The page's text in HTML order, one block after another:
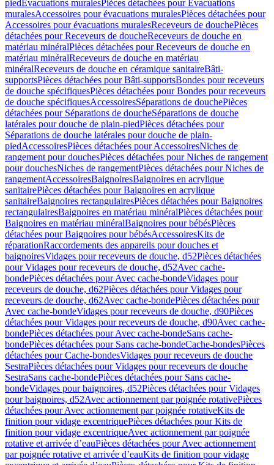
piedEvacuations muralesPièces détachées pour Evacuations
muralesAccessoires pour évacuations muralesPièces détachées pour
Accessoires pour évacuations muralesReceveurs de douchePièces
détachées pour Receveurs de doucheReceveurs de douche en
matériau minéralPièces détachées pour Receveurs de douche en
matériau minéralReceveurs de douche en matériau
minéralReceveurs de douche en céramique sanitaireBâti-
supportsPièces détachées pour Bâti-supportsBondes pour receveurs
de douche spécifiquesPièces détachées pour Bondes pour receveurs
de douche spécifiquesAccessoiresSéparations de douchePièces
détachées pour Séparations de doucheSéparations de douche
latérales pour douche de plain-piedPièces détachées pour
Séparations de douche latérales pour douche de plain-
piedAccessoiresPièces détachées pour AccessoiresNiches de
rangement pour douchesPièces détachées pour Niches de rangement
pour douchesNiches de rangementPièces détachées pour Niches de
rangementAccessoiresBaignoiresBaignoires en acrylique
sanitairePièces détachées pour Baignoires en acrylique
sanitaireBaignoires rectangulairesPièces détachées pour Baignoires
rectangulairesBaignoires en matériau minéralPièces détachées pour
Baignoires en matériau minéralBaignoires pour bébésPièces
détachées pour Baignoires pour bébésAccessoiresKits de
réparationRaccordements des appareils pour douches et
baignoiresVidages pour receveurs de douche, d52Pièces détachées
pour Vidages pour receveurs de douche, d52Avec cache-
bondePièces détachées pour Avec cache-bondeVidages pour
receveurs de douche, d62Pièces détachées pour Vidages pour
receveurs de douche, d62Avec cache-bondePièces détachées pour
Avec cache-bondeVidages pour receveurs de douche, d90Pièces
détachées pour Vidages pour receveurs de douche, d90Avec cache-
bondePièces détachées pour Avec cache-bondeSans cache-
bondePièces détachées pour Sans cache-bondeCache-bondesPièces
détachées pour Cache-bondesVidages pour receveurs de douche
SestraPièces détachées pour Vidages pour receveurs de douche
SestraSans cache-bondePièces détachées pour Sans cache-
bondeVidages pour baignoires, d52Pièces détachées pour Vidages
pour baignoires, d52Avec actionnement par poignée rotativePièces
détachées pour Avec actionnement par poignée rotativeKits de
finition pour vidage excentriquePièces détachées pour Kits de
finition pour vidage excentriqueAvec actionnement par poignée
rotative et arrivée d’eauPièces détachées pour Avec actionnement
par poignée rotative et arrivée d’eauKits de finition pour vidage